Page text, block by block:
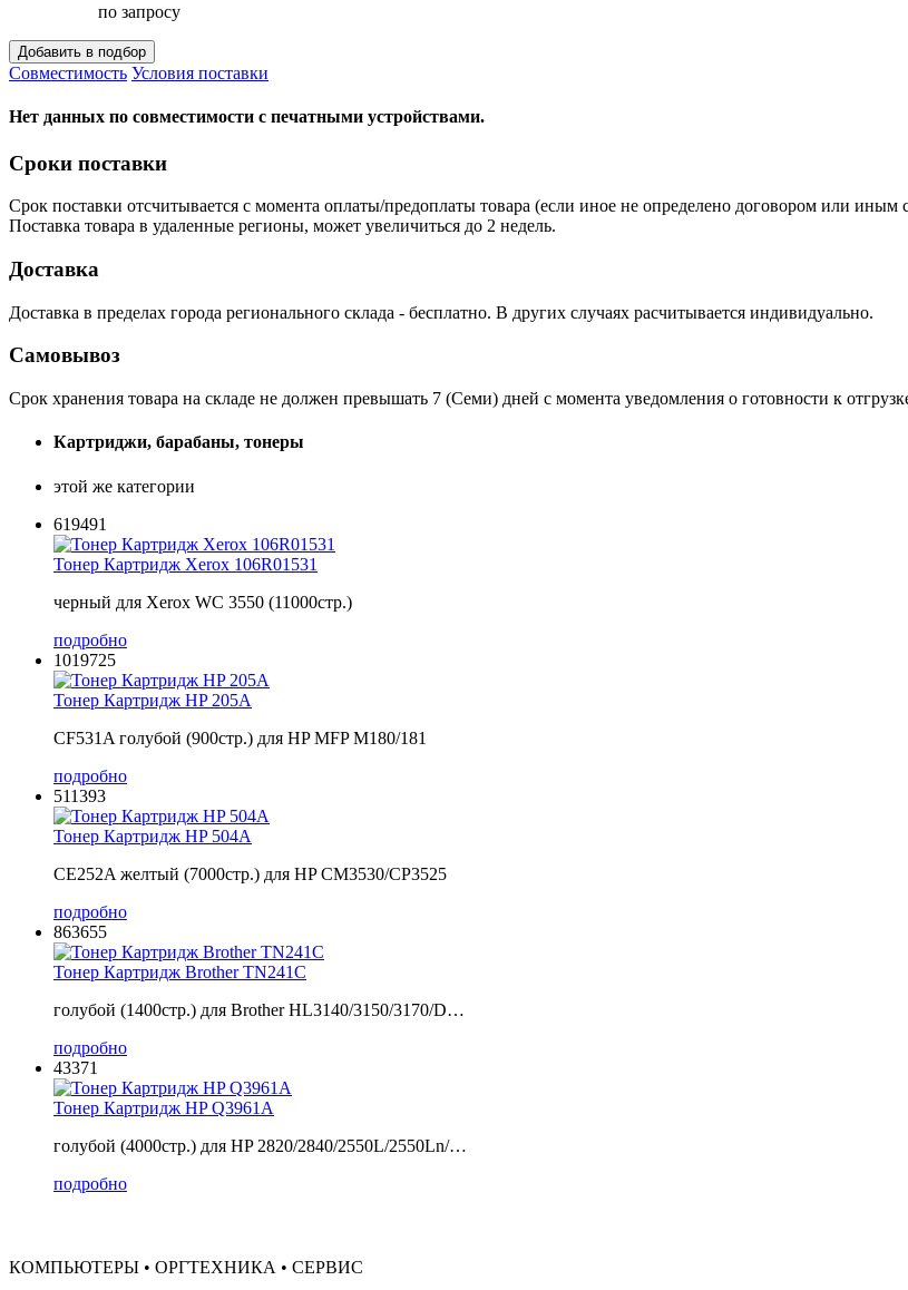
по запросу
Совместимость Условия поставки
Нет данных по совместимости с печатными устройствами.
Сроки поставки
Срок поставки отсчитывается с момента оплаты/предоплаты товара (если иное не определено договором или
Поставка товара в удаленные регионы, может увеличиться до 2 недель.
Доставка
Доставка в пределах города регионального склада - бесплатно. В других случаях расчитывается индивидуально.
Самовывоз
Срок хранения товара на складе не должен превышать 7 (Семи) дней с момента уведомления о готовности к
Картриджи, барабаны, тонеры
этой же категории
619491
Тонер Картридж Xerox 106R01531
черный для Xerox WC 3550 (11000стр.)
подробно
1019725
Тонер Картридж HP 205A
CF531A голубой (900стр.) для HP MFP M180/181
подробно
511393
Тонер Картридж HP 504A
CE252A желтый (7000стр.) для HP CM3530/CP3525
подробно
863655
Тонер Картридж Brother TN241C
голубой (1400стр.) для Brother HL3140/3150/3170/D…
подробно
43371
Тонер Картридж HP Q3961A
голубой (4000стр.) для HP 2820/2840/2550L/2550Ln/…
подробно
КОМПЬЮТЕРЫ • ОРГТЕХНИКА • СЕРВИС